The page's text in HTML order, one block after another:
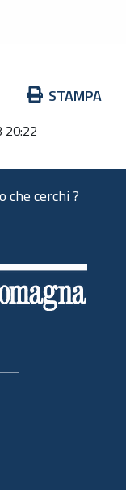
STAMPA
20:22
che cerchi ?